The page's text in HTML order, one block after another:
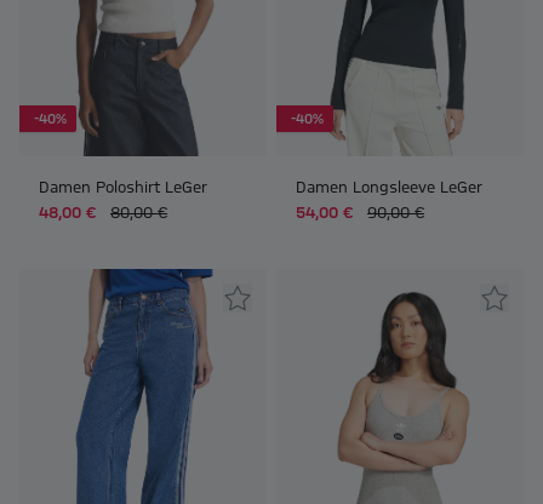
-40%
Damen Poloshirt LeGer
48,00 €
80,00 €
-40%
Damen Longsleeve LeGer
54,00 €
90,00 €